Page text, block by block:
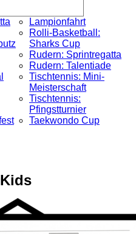
Lampionfahrt
Rolli-Basketball:
Sharks Cup
Rudern: Sprintregatta
Rudern: Talentiade
Tischtennis: Mini-
Meisterschaft
Tischtennis:
Pfingstturnier
Taekwondo Cup